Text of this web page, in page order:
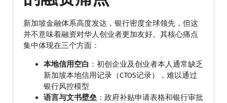
新加坡金融体系高度发达，银行密度全球领先，但这
并不意味着融资对华人创业者更加友好。其核心痛点
集中体现在三个方面：
本地信用空白 ：初创企业及创业者本人通常缺乏
新加坡本地信用记录（CTOS记录），难以通过
银行风控模型
语言与文书壁垒 ：政府补贴申请表格和银行审批